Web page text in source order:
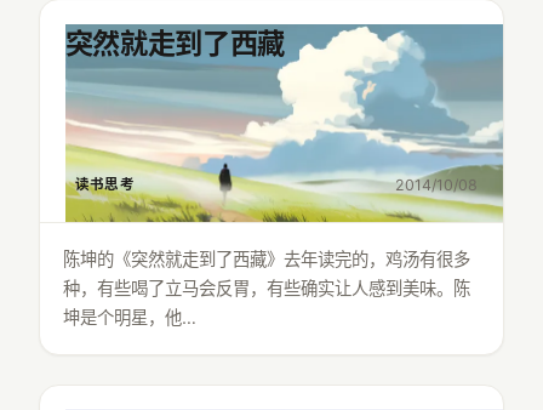
突然就走到了西藏
读书思考 2014/10/08
陈坤的《突然就走到了西藏》去年读完的，鸡汤有很多
种，有些喝了立马会反胃，有些确实让人感到美味。陈
坤是个明星，他…